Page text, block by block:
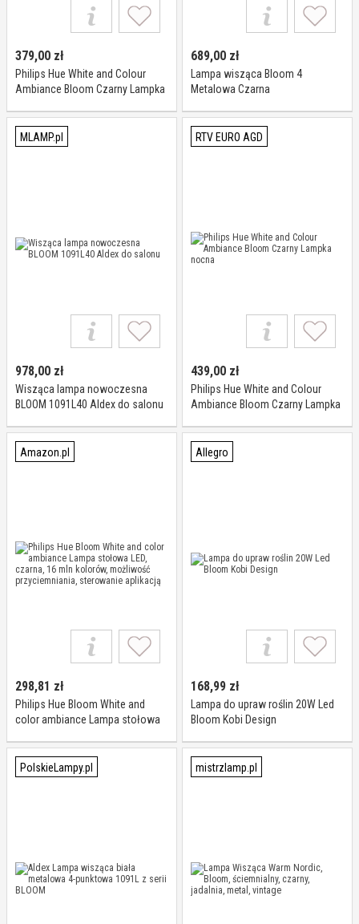
379,00 zł
Philips Hue White and Colour
Ambiance Bloom Czarny Lampka
689,00 zł
Lampa wisząca Bloom 4
Metalowa Czarna
MLAMP.pl
978,00 zł
Wisząca lampa nowoczesna
BLOOM 1091L40 Aldex do salonu
RTV EURO AGD
439,00 zł
Philips Hue White and Colour
Ambiance Bloom Czarny Lampka
Amazon.pl
298,81 zł
Philips Hue Bloom White and
color ambiance Lampa stołowa
możliwość przyciemniania,
sterowanie aplikacją
Allegro
168,99 zł
Lampa do upraw roślin 20W Led
Bloom Kobi Design
PolskieLampy.pl mistrzlamp.pl